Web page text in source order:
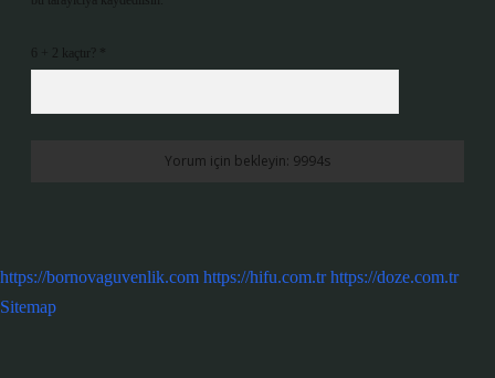
6 + 2 kaçtır?
https://bornovaguvenlik.com https://hifu.com.tr https://doze.com.tr
Sitemap